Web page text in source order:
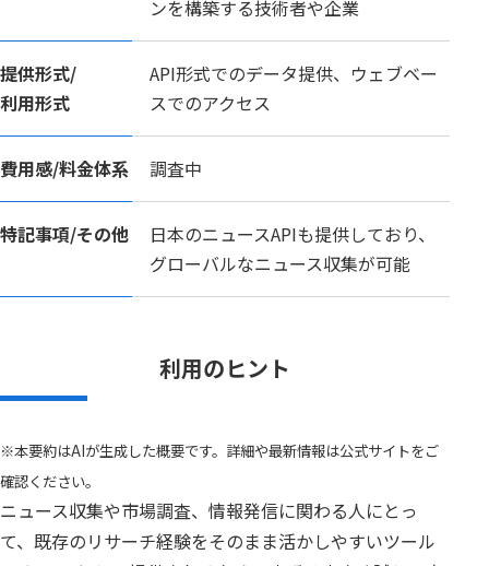
ンを構築する技術者や企業
提供形式/
利用形式
API形式でのデータ提供、ウェブベー
スでのアクセス
費用感/料金体系 調査中
特記事項/その他
日本のニュースAPIも提供しており、
グローバルなニュース収集が可能
利用のヒント
※本要約はAIが生成した概要です。詳細や最新情報は公式サイトをご
確認ください。
ニュース収集や市場調査、情報発信に関わる人にとっ
て、既存のリサーチ経験をそのまま活かしやすいツール